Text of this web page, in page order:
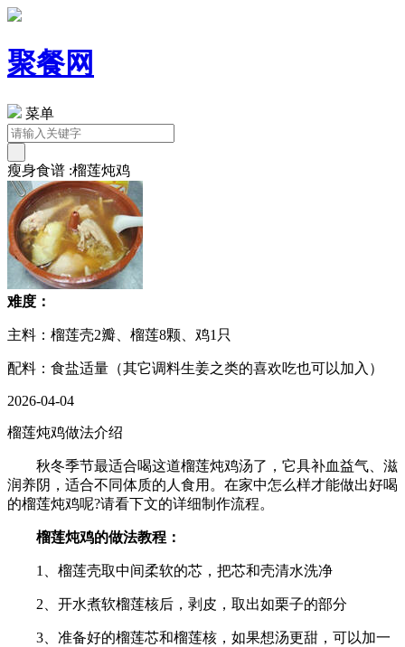
聚餐网
菜单
瘦身食谱 :榴莲炖鸡
难度：
主料：榴莲壳2瓣、榴莲8颗、鸡1只
配料：食盐适量（其它调料生姜之类的喜欢吃也可以加入）
2026-04-04
榴莲炖鸡做法介绍
秋冬季节最适合喝这道榴莲炖鸡汤了，它具补血益气、滋
润养阴，适合不同体质的人食用。在家中怎么样才能做出好喝
的榴莲炖鸡呢?请看下文的详细制作流程。
榴莲炖鸡的做法教程：
1、榴莲壳取中间柔软的芯，把芯和壳清水洗净
2、开水煮软榴莲核后，剥皮，取出如栗子的部分
3、准备好的榴莲芯和榴莲核，如果想汤更甜，可以加一